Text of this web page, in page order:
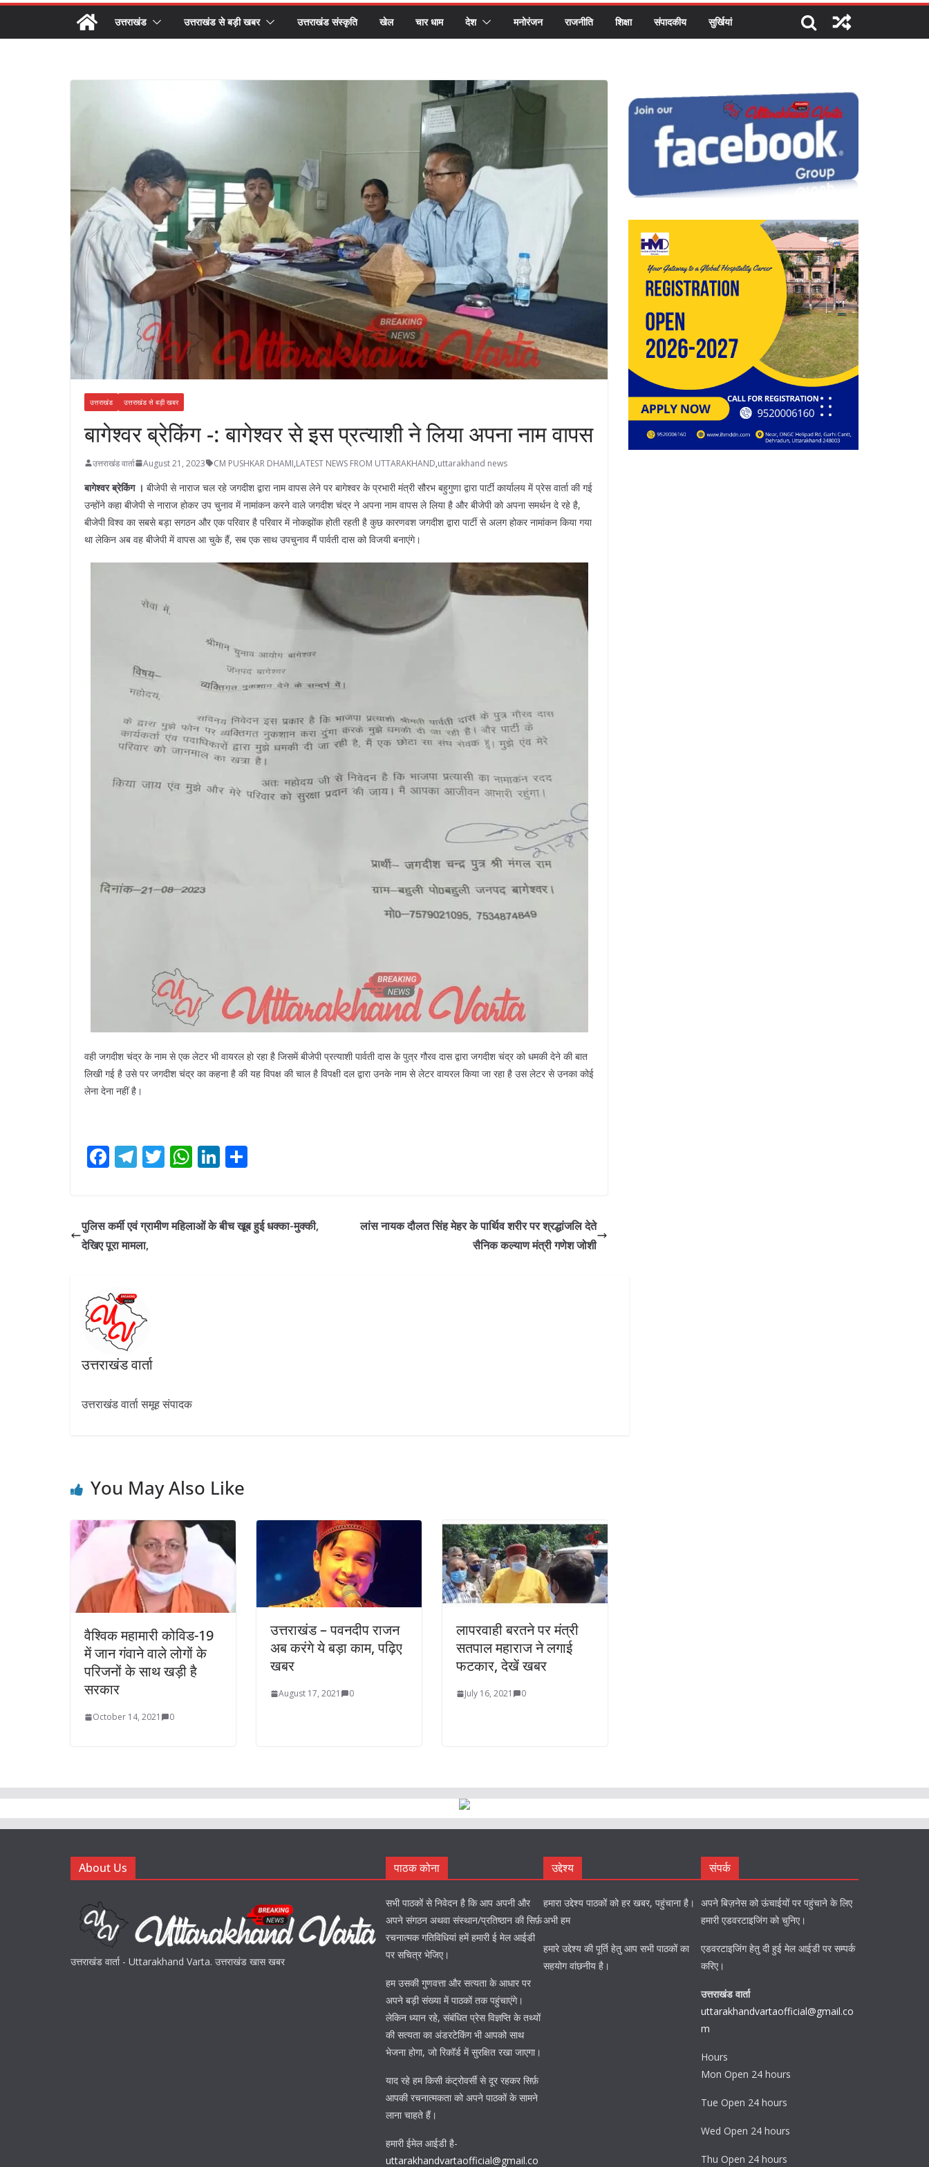
उत्तराखंड उत्तराखंड से बड़ी खबर उत्तराखंड संस्कृति खेल चार धाम देश मनोरंजन राजनीति शिक्षा संपादकीय सुर्खियां
उत्तराखंड उत्तराखंड से बड़ी खबर
बागेश्वर ब्रेकिंग -: बागेश्वर से इस प्रत्याशी ने लिया अपना नाम वापस
उत्तराखंड वार्ता August 21, 2023 CM PUSHKAR DHAMI,LATEST NEWS FROM UTTARAKHAND,uttarakhand news
बागेश्वर ब्रेकिंग । बीजेपी से नाराज चल रहे जगदीश द्वारा नाम वापस लेने पर बागेश्वर के प्रभारी मंत्री सौरभ बहुगुणा द्वारा पार्टी कार्यालय में प्रेस वार्ता की गई
उन्होंने कहा बीजेपी से नाराज होकर उप चुनाव में नामांकन करने वाले जगदीश चंद्र ने अपना नाम वापस ले लिया है और बीजेपी को अपना समर्थन दे रहे है,
बीजेपी विश्व का सबसे बड़ा सगठन और एक परिवार है परिवार में नोकझोंक होती रहती है कुछ कारणवश जगदीश द्वारा पार्टी से अलग होकर नामांकन किया गया
था लेकिन अब वह बीजेपी में वापस आ चुके हैं, सब एक साथ उपचुनाव मैं पार्वती दास को विजयी बनाएंगे।
वही जगदीश चंद्र के नाम से एक लेटर भी वायरल हो रहा है जिसमें बीजेपी प्रत्याशी पार्वती दास के पुत्र गौरव दास द्वारा जगदीश चंद्र को धमकी देने की बात
लिखी गई है उसे पर जगदीश चंद्र का कहना है की यह विपक्ष की चाल है विपक्षी दल द्वारा उनके नाम से लेटर वायरल किया जा रहा है उस लेटर से उनका कोई
लेना देना नहीं है।
F
b
o
k
T
gr
a
T
er
W
s
Li
e e
पुलिस कर्मी एवं ग्रामीण महिलाओं के बीच खूब हुई धक्का-मुक्की,
देखिए पूरा मामला,
लांस नायक दौलत सिंह मेहर के पार्थिव शरीर पर श्रद्धांजलि देते
सैनिक कल्याण मंत्री गणेश जोशी
उत्तराखंड वार्ता
उत्तराखंड वार्ता समूह संपादक
You May Also Like
वैश्विक महामारी कोविड-19
में जान गंवाने वाले लोगों के
परिजनों के साथ खड़ी है
सरकार
October 14, 2021 0
उत्तराखंड – पवनदीप राजन
अब करंगे ये बड़ा काम, पढ़िए
खबर
August 17, 2021 0
लापरवाही बरतने पर मंत्री
सतपाल महाराज ने लगाई
फटकार, देखें खबर
July 16, 2021 0
About Us
उत्तराखंड वार्ता - Uttarakhand Varta. उत्तराखंड खास खबर
पाठक कोना
सभी पाठकों से निवेदन है कि आप अपनी और
अपने संगठन अथवा संस्थान/प्रतिष्ठान की सिर्फ़
रचनात्मक गतिविधियां हमें हमारी ई मेल आईडी
पर सचित्र भेजिए।
हम उसकी गुणवत्ता और सत्यता के आधार पर
अपने बड़ी संख्या में पाठकों तक पहुंचाएंगे।
लेकिन ध्यान रहे, संबंधित प्रेस विज्ञप्ति के तथ्यों
की सत्यता का अंडरटेकिंग भी आपको साथ
भेजना होगा, जो रिकॉर्ड में सुरक्षित रखा जाएगा।
याद रहे हम किसी कंट्रोवर्सी से दूर रहकर सिर्फ़
आपकी रचनात्मकता को अपने पाठकों के सामने
लाना चाहते हैं।
हमारी ईमेल आईडी है-
uttarakhandvartaofficial@gmail.co
उद्देश्य
हमारा उद्देश्य पाठकों को हर खबर, पहुंचाना है।
अभी हम
हमारे उद्देश्य की पूर्ति हेतु आप सभी पाठकों का
सहयोग वांछनीय है।
संपर्क
अपने बिज़नेस को ऊंचाईयों पर पहुंचाने के लिए
हमारी एडवरटाइजिंग को चुनिए।
एडवरटाइजिंग हेतु दी हुई मेल आईडी पर सम्पर्क
करिए।
उत्तराखंड वार्ता
uttarakhandvartaofficial@gmail.co
m
Hours
Mon Open 24 hours
Tue Open 24 hours
Wed Open 24 hours
Thu Open 24 hours